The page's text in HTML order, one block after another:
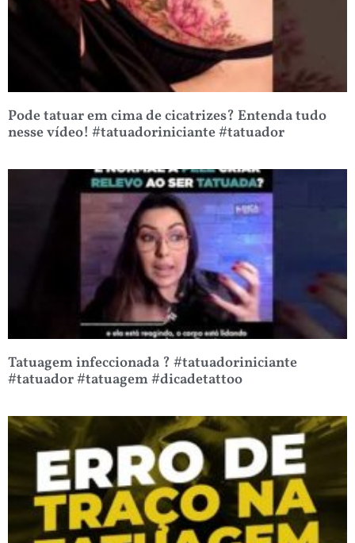
Pode tatuar em cima de cicatrizes? Entenda tudo
nesse vídeo! #tatuadoriniciante #tatuador
Tatuagem infeccionada ? #tatuadoriniciante
#tatuador #tatuagem #dicadetattoo